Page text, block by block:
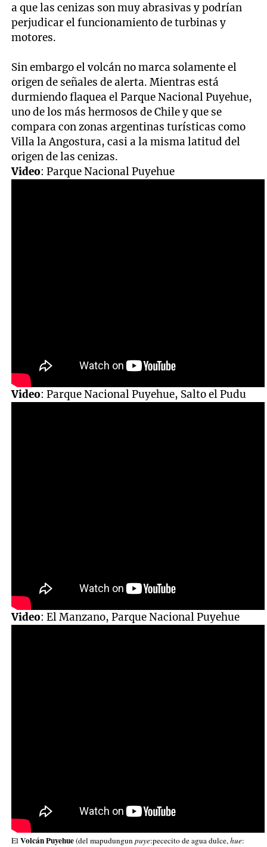
a que las cenizas son muy abrasivas y podrían
perjudicar el funcionamiento de turbinas y
motores.
Sin embargo el volcán no marca solamente el
origen de señales de alerta. Mientras está
durmiendo flaquea el Parque Nacional Puyehue,
uno de los más hermosos de Chile y que se
compara con zonas argentinas turísticas como
Villa la Angostura, casi a la misma latitud del
origen de las cenizas.
Video: Parque Nacional Puyehue
Video: Parque Nacional Puyehue, Salto el Pudu
Video: El Manzano, Parque Nacional Puyehue
ElVolcán Puyehue(delmapudungun puye:pececito de agua dulce,hue: